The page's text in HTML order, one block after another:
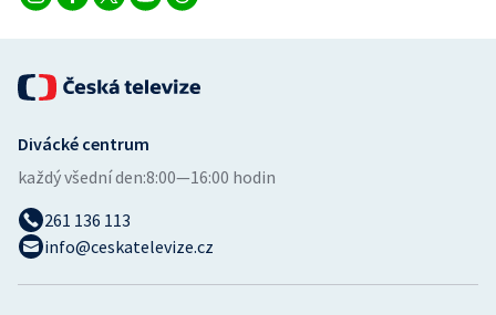
Stolní tenis
Triatlon
Vodní slalom
Volejbal
Ostatní
Divácké centrum
každý všední den:8:00—16:00 hodin
261 136 113
info@ceskatelevize.cz